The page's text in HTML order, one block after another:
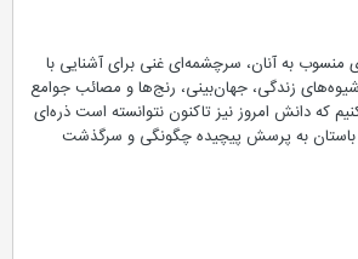
به آنان، سرچشمه‌ای غنی برای آشنایی با
زندگی، جهان‌بینی، رنج‌ها و مصائب جوامع
دانش امروز نیز تاکنون نتوانسته است ذره‌ای
به پرسش پیچیده چگونگی و سرگذشت